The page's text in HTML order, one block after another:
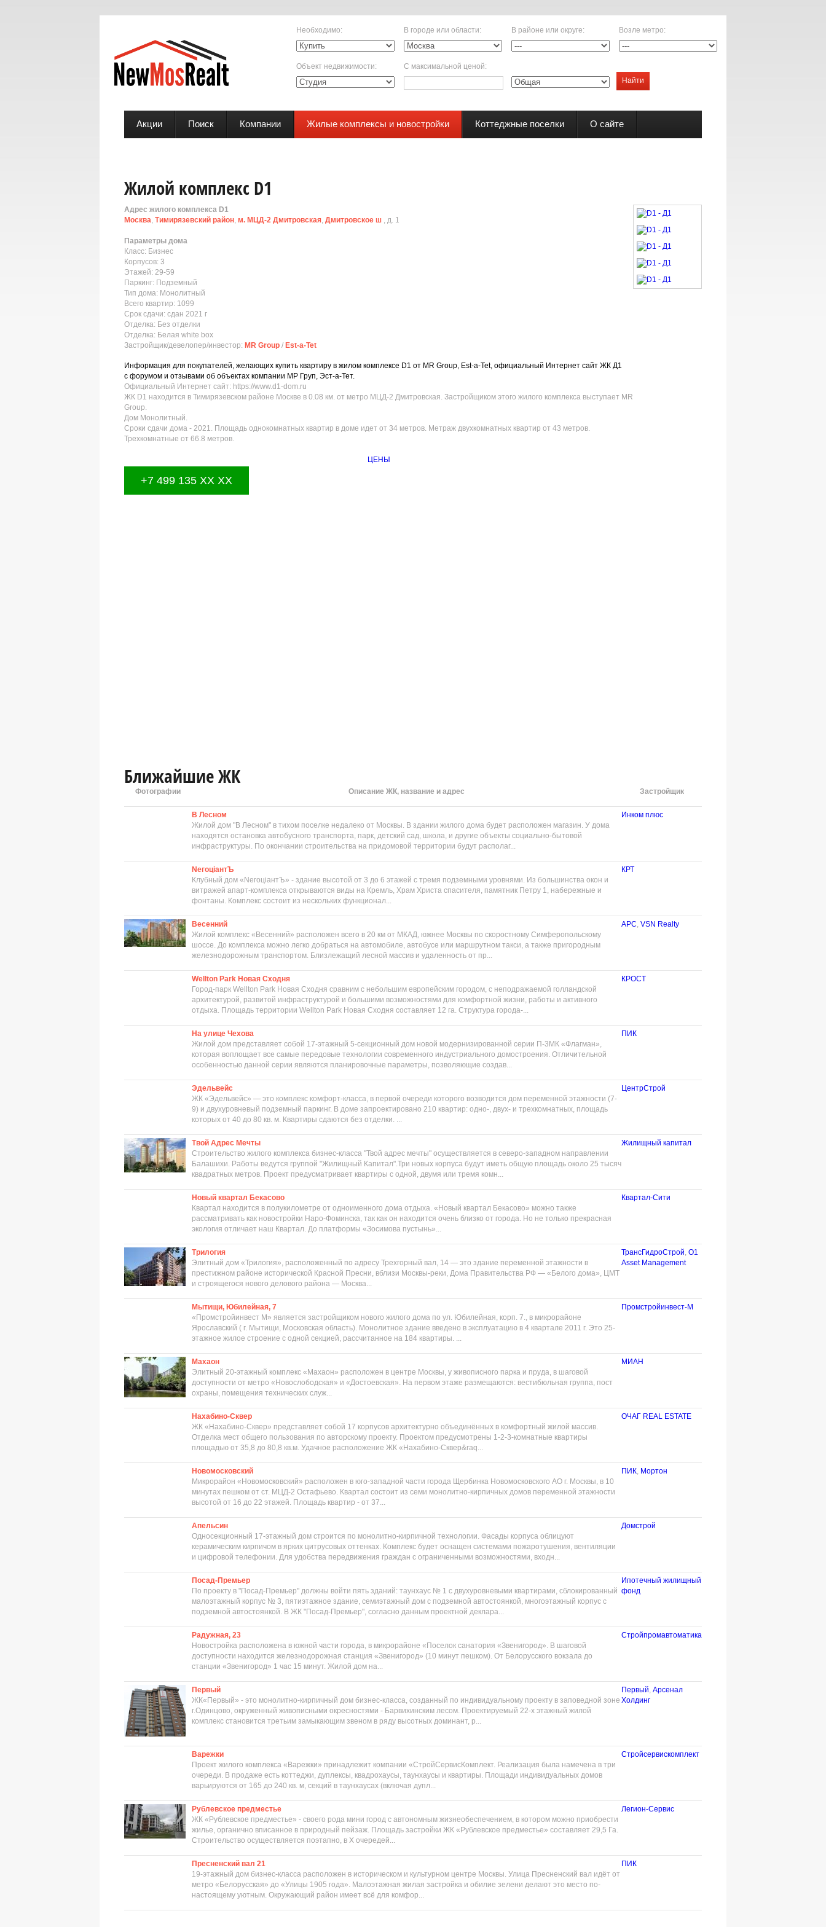
Необходимо: В городе или области: В районе или округе: Возле метро:
Объект недвижимости: С максимальной ценой:
Найти
Акции Поиск Компании Жилые комплексы и новостройки Коттеджные поселки О сайте
Жилой комплекс D1
Адрес жилого комплекса D1
Москва, Тимирязевский район, м. МЦД-2 Дмитровская, Дмитровское ш , д. 1
Параметры дома
Класс: Бизнес
Корпусов: 3
Этажей: 29-59
Паркинг: Подземный
Тип дома: Монолитный
Всего квартир: 1099
Срок сдачи: сдан 2021 г
Отделка: Без отделки
Отделка: Белая white box
Застройщик/девелопер/инвестор: MR Group / Est-a-Tet
Информация для покупателей, желающих купить квартиру в жилом комплексе D1 от MR Group, Est-a-Tet, официальный Интернет сайт ЖК Д1
с форумом и отзывами об объектах компании МР Груп, Эст-а-Тет.
Официальный Интернет сайт: https://www.d1-dom.ru
ЖК D1 находится в Тимирязевском районе Москве в 0.08 км. от метро МЦД-2 Дмитровская. Застройщиком этого жилого комплекса выступает MR
Group.
Дом Монолитный.
Сроки сдачи дома - 2021. Площадь однокомнатных квартир в доме идет от 34 метров. Метраж двухкомнатных квартир от 43 метров.
Трехкомнатные от 66.8 метров.
ЦЕНЫ
+7 499 135 XX XX
Ближайшие ЖК
Фотографии Описание ЖК, название и адрес Застройщик
В Лесном
Жилой дом "В Лесном" в тихом поселке недалеко от Москвы. В здании жилого дома будет расположен магазин. У дома
находятся остановка автобусного транспорта, парк, детский сад, школа, и другие объекты социально-бытовой
инфраструктуры. По окончании строительства на придомовой территории будут располаг...
Инком плюс
NегоцiантЪ
Клубный дом «NегоцiантЪ» - здание высотой от 3 до 6 этажей с тремя подземными уровнями. Из большинства окон и
витражей апарт-комплекса открываются виды на Кремль, Храм Христа спасителя, памятник Петру 1, набережные и
фонтаны. Комплекс состоит из нескольких функционал...
КРТ
Весенний
Жилой комплекс «Весенний» расположен всего в 20 км от МКАД, южнее Москвы по скоростному Симферопольскому
шоссе. До комплекса можно легко добраться на автомобиле, автобусе или маршрутном такси, а также пригородным
железнодорожным транспортом. Близлежащий лесной массив и удаленность от пр...
АРС, VSN Realty
Wellton Park Новая Сходня
Город-парк Wellton Park Новая Сходня сравним с небольшим европейским городом, с неподражаемой голландской
архитектурой, развитой инфраструктурой и большими возможностями для комфортной жизни, работы и активного
отдыха. Площадь территории Wellton Park Новая Сходня составляет 12 га. Структура города-...
КРОСТ
На улице Чехова
Жилой дом представляет собой 17-этажный 5-секционный дом новой модернизированной серии П-3МК «Флагман»,
которая воплощает все самые передовые технологии современного индустриального домостроения. Отличительной
особенностью данной серии являются планировочные параметры, позволяющие создав...
ПИК
Эдельвейс
ЖК «Эдельвейс» — это комплекс комфорт-класса, в первой очереди которого возводится дом переменной этажности (7-
9) и двухуровневый подземный паркинг. В доме запроектировано 210 квартир: одно-, двух- и трехкомнатных, площадь
которых от 40 до 80 кв. м. Квартиры сдаются без отделки. ...
ЦентрСтрой
Твой Адрес Мечты
Строительство жилого комплекса бизнес-класса "Твой адрес мечты" осуществляется в северо-западном направлении
Балашихи. Работы ведутся группой "Жилищный Капитал".Три новых корпуса будут иметь общую площадь около 25 тысяч
квадратных метров. Проект предусматривает квартиры с одной, двумя или тремя комн...
Жилищный капитал
Новый квартал Бекасово
Квартал находится в полукилометре от одноименного дома отдыха. «Новый квартал Бекасово» можно также
рассматривать как новостройки Наро-Фоминска, так как он находится очень близко от города. Но не только прекрасная
экология отличает наш Квартал. До платформы «Зосимова пустынь»...
Квартал-Сити
Трилогия
Элитный дом «Трилогия», расположенный по адресу Трехгорный вал, 14 — это здание переменной этажности в
престижном районе исторической Красной Пресни, вблизи Москвы-реки, Дома Правительства РФ — «Белого дома», ЦМТ
и строящегося нового делового района — Москва...
ТрансГидроСтрой, О1
Asset Management
Мытищи, Юбилейная, 7
«Промстройинвест М» является застройщиком нового жилого дома по ул. Юбилейная, корп. 7., в микрорайоне
Ярославский ( г. Мытищи, Московская область). Монолитное здание введено в эксплуатацию в 4 квартале 2011 г. Это 25-
этажное жилое строение с одной секцией, рассчитанное на 184 квартиры. ...
Промстройинвест-М
Махаон
Элитный 20-этажный комплекс «Махаон» расположен в центре Москвы, у живописного парка и пруда, в шаговой
доступности от метро «Новослободская» и «Достоевская». На первом этаже размещаются: вестибюльная группа, пост
охраны, помещения технических служ...
МИАН
Нахабино-Сквер
ЖК «Нахабино-Сквер» представляет собой 17 корпусов архитектурно объединённых в комфортный жилой массив.
Отделка мест общего пользования по авторскому проекту. Проектом предусмотрены 1-2-3-комнатные квартиры
площадью от 35,8 до 80,8 кв.м. Удачное расположение ЖК «Нахабино-Сквер&raq...
ОЧАГ REAL ESTATE
Новомосковский
Микрорайон «Новомосковский» расположен в юго-западной части города Щербинка Новомосковского АО г. Москвы, в 10
минутах пешком от ст. МЦД-2 Остафьево. Квартал состоит из семи монолитно-кирпичных домов переменной этажности
высотой от 16 до 22 этажей. Площадь квартир - от 37...
ПИК, Мортон
Апельсин
Односекционный 17-этажный дом строится по монолитно-кирпичной технологии. Фасады корпуса облицуют
керамическим кирпичом в ярких цитрусовых оттенках. Комплекс будет оснащен системами пожаротушения, вентиляции
и цифровой телефонии. Для удобства передвижения граждан с ограниченными возможностями, входн...
Домстрой
Посад-Премьер
По проекту в "Посад-Премьер" должны войти пять зданий: таунхаус № 1 с двухуровневыми квартирами, сблокированный
малоэтажный корпус № 3, пятиэтажное здание, семиэтажный дом с подземной автостоянкой, многоэтажный корпус с
подземной автостоянкой. В ЖК "Посад-Премьер", согласно данным проектной деклара...
Ипотечный жилищный
фонд
Радужная, 23
Новостройка расположена в южной части города, в микрорайоне «Поселок санатория «Звенигород». В шаговой
доступности находится железнодорожная станция «Звенигород» (10 минут пешком). От Белорусского вокзала до
станции «Звенигород» 1 час 15 минут. Жилой дом на...
Стройпромавтоматика
Первый
ЖК«Первый» - это монолитно-кирпичный дом бизнес-класса, созданный по индивидуальному проекту в заповедной зоне
г.Одинцово, окруженный живописными окресностями - Барвихинским лесом. Проектируемый 22-х этажный жилой
комплекс становится третьим замыкающим звеном в ряду высотных доминант, р...
Первый, Арсенал
Холдинг
Варежки
Проект жилого комплекса «Варежки» принадлежит компании «СтройСервисКомплект. Реализация была намечена в три
очереди. В продаже есть коттеджи, дуплексы, квадрохаусы, таунхаусы и квартиры. Площади индивидуальных домов
варьируются от 165 до 240 кв. м, секций в таунхаусах (включая дупл...
Стройсервискомплект
Рублевское предместье
ЖК «Рублевское предместье» - своего рода мини город с автономным жизнеобеспечением, в котором можно приобрести
жилье, органично вписанное в природный пейзаж. Площадь застройки ЖК «Рублевское предместье» составляет 29,5 Га.
Строительство осуществляется поэтапно, в X очередей...
Легион-Сервис
Пресненский вал 21
19-этажный дом бизнес-класса расположен в историческом и культурном центре Москвы. Улица Пресненский вал идёт от
метро «Белорусская» до «Улицы 1905 года». Малоэтажная жилая застройка и обилие зелени делают это место по-
настоящему уютным. Окружающий район имеет всё для комфор...
ПИК